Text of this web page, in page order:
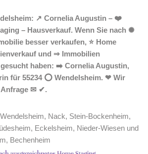
↗️ Cornelia Augustin – ❤️
– Hausverkauf. Wenn Sie nach ✺
besser verkaufen, ⭐ Home
und ⇒ Immobilien
haben: ➡️ Cornelia Augustin,
für 55234 ⭕ Wendelsheim. ❤ Wir
Anfrage ✉ ✔.